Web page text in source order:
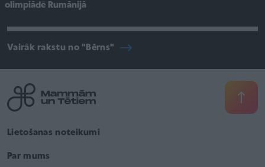
olimpiādē Rumānijā
Vairāk rakstu no "Bērns"
Lietošanas noteikumi
Par mums